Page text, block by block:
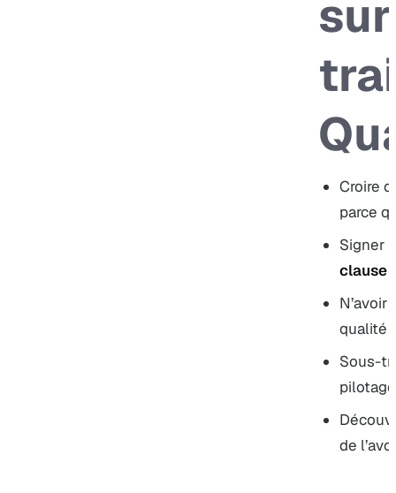
Croire
parce
Signer
clause
N’avoir
qualité
Sous-
de